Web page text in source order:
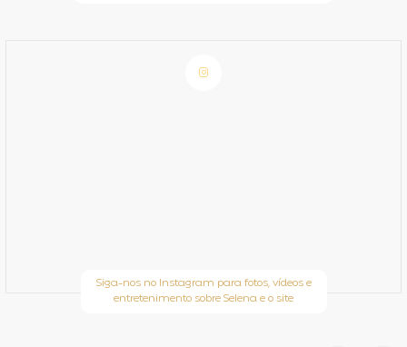
Siga-nos no Instagram para fotos, vídeos e
entretenimento sobre Selena e o site